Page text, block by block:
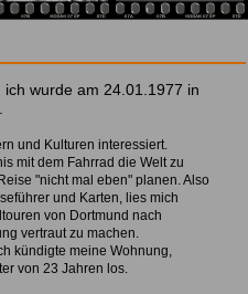
wurde am 24.01.1977 in
und Kulturen interessiert.
mit dem Fahrrad die Welt zu
"nicht mal eben" planen. Also
und Karten, lies mich
von Dortmund nach
vertraut zu machen.
kündigte meine Wohnung,
von 23 Jahren los.